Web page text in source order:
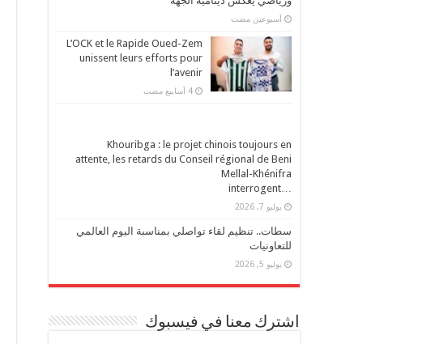
‏أسبوعين مضت
L’OCK et le Rapide Oued-Zem
unissent leurs efforts pour
l’avenir
Khouribga : le projet chinois toujours en
attente, les retards du Conseil régional de Beni
Mellal-Khénifra
يوليو 7, 2026
سطات.. تنظيم لقاء تواصلي بمناسبة اليوم العالمي
للتعاونيات
يوليو 5, 2026
اشترك معنا في فيسبوك